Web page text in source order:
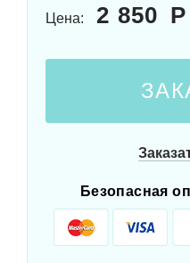
Цена: 2 850
Безопасная